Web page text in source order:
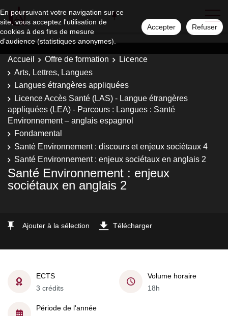
En poursuivant votre navigation sur ce
site, vous acceptez l'utilisation de
cookies à des fins de mesure
d'audience (statistiques anonymes).
Accepter Refuser
Accueil Offre de formation
Licence
Arts, Lettres, Langues
Langues étrangères appliquées
Licence Accès Santé (LAS) - Langue étrangères
appliquées (LEA) - Parcours : Langues : Santé
Environnement – anglais espagnol
Fondamental
Santé Environnement : discours et enjeux sociétaux 4
Santé Environnement : enjeux sociétaux en anglais 2
Santé Environnement : enjeux
sociétaux en anglais 2
Ajouter à la sélection Télécharger
ECTS
3 crédits
Volume horaire
18h
Période de l'année